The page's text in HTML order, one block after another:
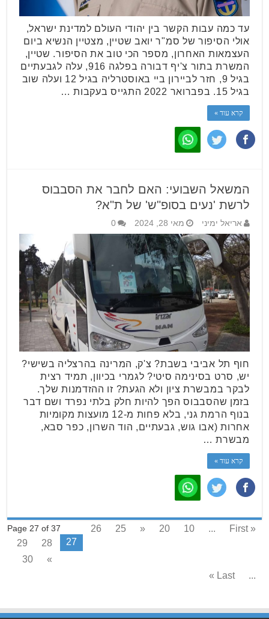
עד כמה עבות הקשר בין יהודי העולם למדינת ישראל,
אולי הסיפור של סמ"ר יואב שטיין, מצטיין הנשיא ביום
העצמאות האחרון, מספר הכי טוב את הסיפור. שטיין,
המשרת בתור צ'יף דבורה בפלגה 916, עלה לגבעתיים
בגיל 9, חזר לביירון ביי באוסטרליה בגיל 12 ועלה שוב
בגיל 15. בפברואר 2022 התגייס בעקבות …
קרא עוד »
המשאל השבועי: האם לחבר את הסבבוס
לרשת 'נעים בסופ"ש' של ת"א?
אריאל ימיני מאי 28, 2024 0
חוף תל אביבי בשבת? צ'ק, המרינה בהרצליה בשישי?
יש, סרט בסינימה סיטי? לגמרי בכיוון, תמיד רצית
לבקר במבשרת ציון ולא הגעת? זו ההזדמנות שלך.
בזמן שהסבבוס הפך להיות חלק בלתי נפרד ושם דבר
בנוף הרמת גני, בלא פחות מ-12 מועצות מקומיות
אחרות (אבו גוש, גבעתיים, הוד השרון, כפר סבא,
מבשרת …
קרא עוד »
Page 27 of 37 « First
...
10
20
«
25
26
27
28
29
»
30
...
Last »